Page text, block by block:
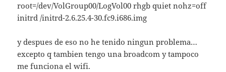
root=/dev/VolGroup00/LogVol00 rhgb quiet nohz=off
initrd /initrd-2.6.25.4-30.fc9.i686.img
y despues de eso no he tenido ningun problema…
excepto q tambien tengo una broadcom y tampoco
me funciona el wifi.